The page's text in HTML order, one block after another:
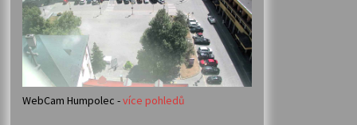
Votavžatský ploty
23. 7. 2026
WebCam Humpolec -více pohledů